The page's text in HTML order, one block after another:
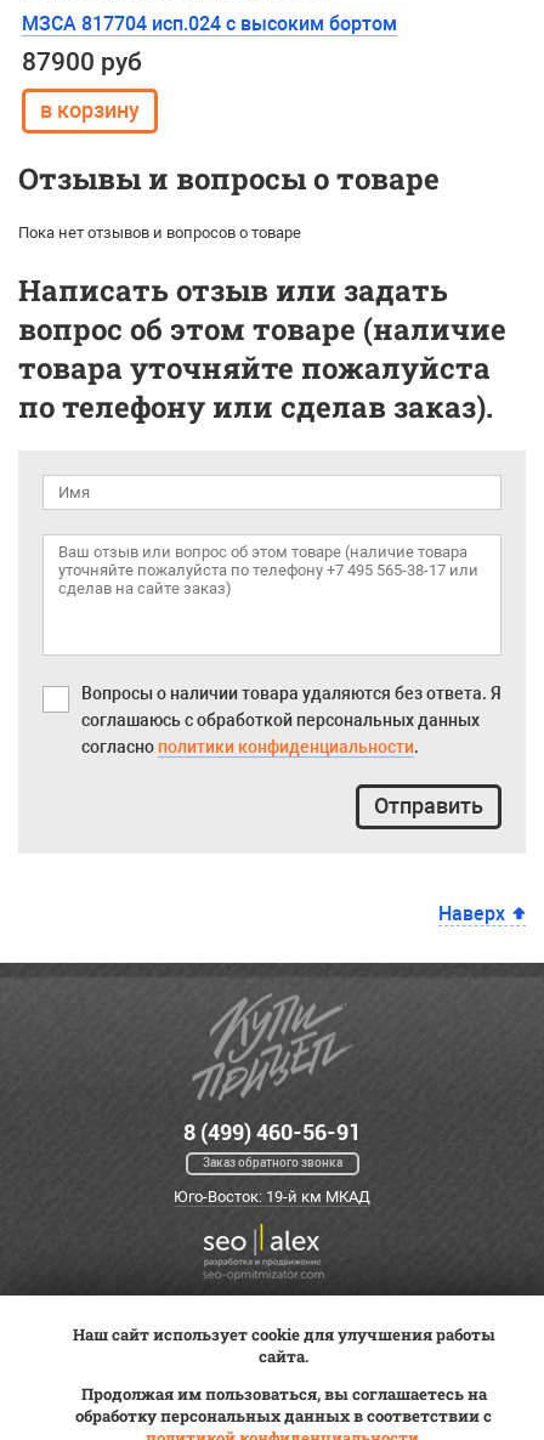
МЗСА 817704 исп.024 с высоким бортом
87900 руб
Отзывы и вопросы о товаре
Пока нет отзывов и вопросов о товаре
Написать отзыв или задать
вопрос об этом товаре (наличие
товара уточняйте пожалуйста
по телефону или сделав заказ).
Вопросы о наличии товара удаляются без ответа. Я
соглашаюсь с обработкой персональных данных
согласно политики конфиденциальности.
Отправить
Наверх
8 (499) 460-56-91
Заказ обратного звонка
Юго-Восток: 19-й км МКАД
Постановка на учет
Трейд-ин
Статьи
ВК Видео
Наш сайт использует cookie для улучшения работы
сайта.
Продолжая им пользоваться, вы соглашаетесь на
обработку персональных данных в соответствии с